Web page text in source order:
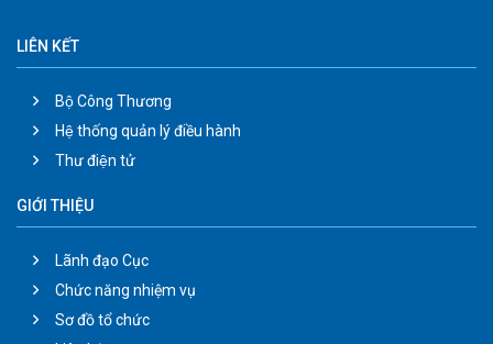
LIÊN KẾT
Bộ Công Thương
Hệ thống quản lý điều hành
Thư điện tử
GIỚI THIỆU
Lãnh đạo Cục
Chức năng nhiệm vụ
Sơ đồ tổ chức